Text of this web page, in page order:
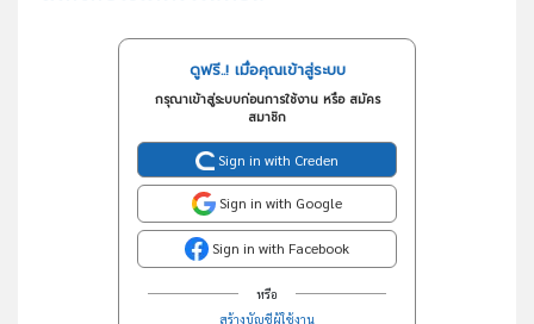
ดูฟรี..! เมื่อคุณเข้าสู่ระบบ
กรุณาเข้าสู่ระบบก่อนการใช้งาน หรือ สมัคร
สมาชิก
Sign in with Creden
Sign in with Google
Sign in with Facebook
หรือ
สร้างบัญชีผู้ใช้งาน